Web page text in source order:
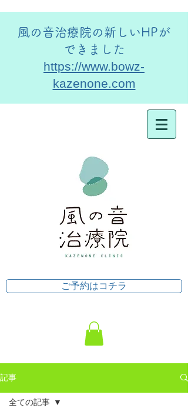
​風の音治療院の新しいHPが
できました
https://www.bowz-
kazenone.com
ご予約はコチラ
記事
全ての記事